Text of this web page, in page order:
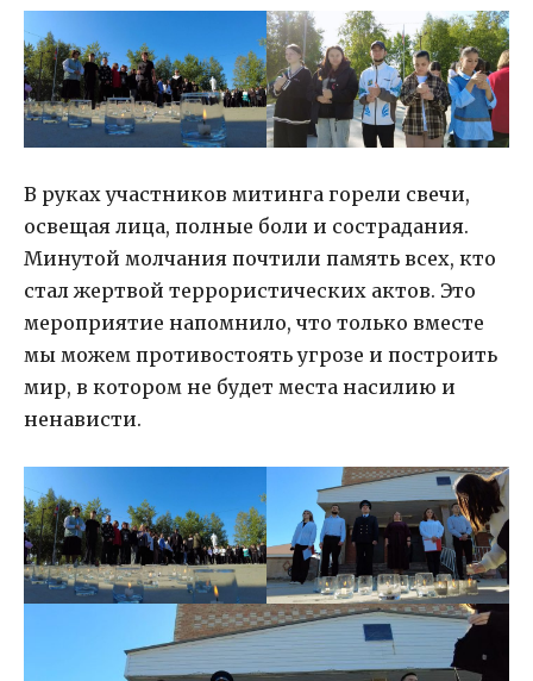
В руках участников митинга горели свечи,
освещая лица, полные боли и сострадания.
Минутой молчания почтили память всех, кто
стал жертвой террористических актов. Это
мероприятие напомнило, что только вместе
мы можем противостоять угрозе и построить
мир, в котором не будет места насилию и
ненависти.